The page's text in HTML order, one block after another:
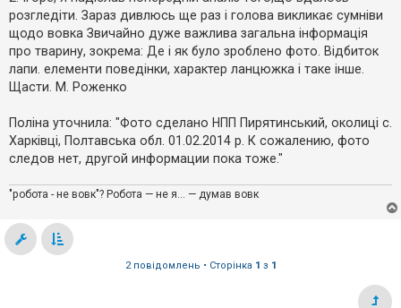
о
м
о
г
а
розгледіти. Зараз дивлюсь ще раз і голова викликає сумніви
щодо вовка Звичайно дуже важлива загальна інформація
про тварину, зокрема: Де і як було зроблено фото. Відбиток
лапи. елементи поведінки, характер ланцюжка і таке інше.
Щасти. М. Роженко
Поліна уточнила: "Фото сделано НПП Пирятинський, околиці с.
Харківці, Полтавська обл. 01.02.2014 р. К сожалению, фото
следов нет, другой информации пока тоже."
"робота - не вовк"? Робота — не я... — думав вовк
2 повідомлень • Сторінка 1 з 1